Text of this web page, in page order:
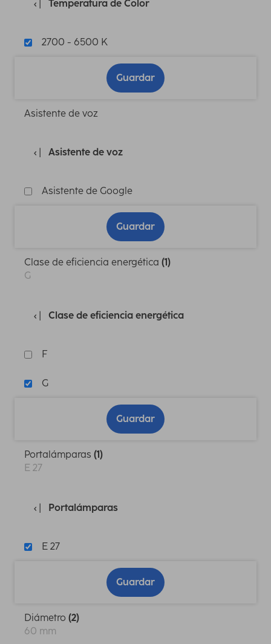
Temperatura de Color
2700 - 6500 K
Guardar
Asistente de voz
Asistente de voz
Asistente de Google
Guardar
Clase de eficiencia energética (1)
G
Clase de eficiencia energética
F
G
Guardar
Portalámparas (1)
E 27
Portalámparas
E 27
Guardar
Diámetro (2)
60 mm